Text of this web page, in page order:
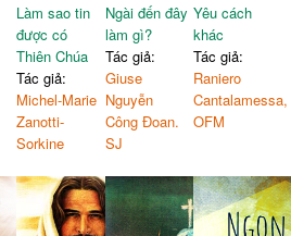
Làm sao tin
được có
Thiên Chúa
Tác giả:
Michel-Marie
Zanotti-
Sorkine
Ngài đến đây
làm gì?
Tác giả:
Giuse
Nguyễn
Công Đoan.
SJ
Yêu cách
khác
Tác giả:
Raniero
Cantalamessa,
OFM